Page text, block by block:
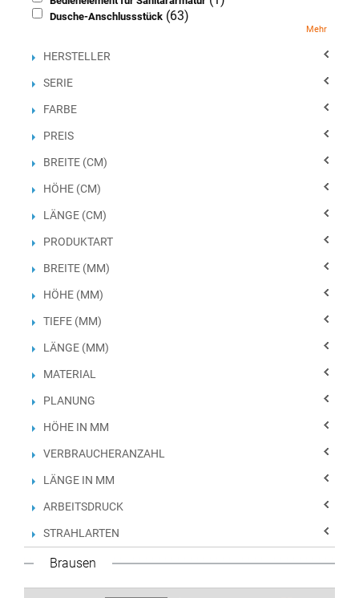
Dusche-Anschlussstück (63)
Duschsäule/Duschpaneel
Einbaumischarmatur
Gleitstange
Halter für Handbrause
Körperdusche (Notdusche)
Küchenmischarmatur
S-Anschluss
Wannenmischarmatur
Mehr
HERSTELLER
SERIE
FARBE
PREIS
BREITE (CM)
HÖHE (CM)
LÄNGE (CM)
PRODUKTART
BREITE (MM)
HÖHE (MM)
TIEFE (MM)
LÄNGE (MM)
MATERIAL
PLANUNG
HÖHE IN MM
VERBRAUCHERANZAHL
LÄNGE IN MM
ARBEITSDRUCK
STRAHLARTEN
Brausen